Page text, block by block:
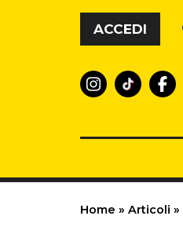
Vai al contenuto
ACCEDI
Home » Articoli »